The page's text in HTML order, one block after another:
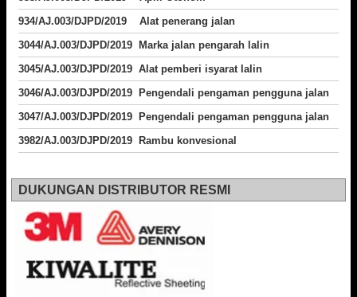
934/AJ.003/DJPD/2019 Alat penerang jalan
3044/AJ.003/DJPD/2019 Marka jalan pengarah lalin
3045/AJ.003/DJPD/2019 Alat pemberi isyarat lalin
3046/AJ.003/DJPD/2019 Pengendali pengaman pengguna jalan
3047/AJ.003/DJPD/2019 Pengendali pengaman pengguna jalan
3982/AJ.003/DJPD/2019 Rambu konvesional
DUKUNGAN DISTRIBUTOR RESMI